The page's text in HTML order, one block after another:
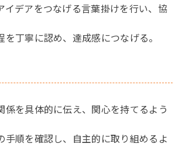
イデアをつなげる言葉掛けを行い、協
を丁寧に認め、達成感につなげる。
係を具体的に伝え、関心を持てるよう
手順を確認し、自主的に取り組めるよ